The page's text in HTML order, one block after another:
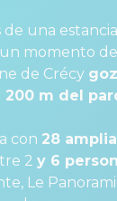
una
momento
de Crécy
m del
con 28
2 y 6
Le